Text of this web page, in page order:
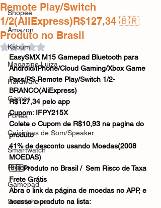
Shopee
Amazon
Kabum
Magazine Luiza
Hardware
Gamer
Fones
Caixinhas de Som/Speaker
Smartwatch
Projetor
Gamepad
Smartphones
Remote Play/Switch
1/2(AliExpress)R$127,34 🇧🇷
Produto no Brasil
Avaliado com NaN de 5 estrelas.
EasySMX M15 Gamepad Bluetooth para
Android/iPhone/Cloud Gaming/Xbox Game
Pass/PS Remote Play/Switch 1/2-
BRANCO(AliExpress)
R$127,34 pelo app
Cupom: IFPY215X
Colete o Cupom de R$10,93 na pagina do
produto
41% de desconto usando Moedas(2008
MOEDAS)
🇧🇷Produto no Brasil / Sem Risco de Taxa
Frete Grátis
Abra o link da página de moedas no APP, e
acesse o produto na lista: